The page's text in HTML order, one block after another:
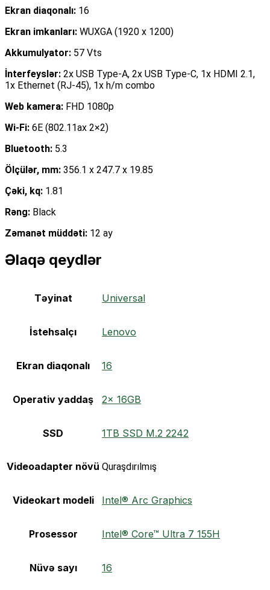
Ekran diaqonalı: 16
Ekran imkanları: WUXGA (1920 x 1200)
Akkumulyator: 57 Vts
İnterfeyslər: 2x USB Type-A, 2x USB Type-C, 1x HDMI 2.1,
1x Ethernet (RJ-45), 1x h/m combo
Web kamera: FHD 1080p
Wi-Fi: 6E (802.11ax 2×2)
Bluetooth: 5.3
Ölçülər, mm: 356.1 x 247.7 x 19.85
Çəki, kq: 1.81
Rəng: Black
Zəmanət müddəti: 12 ay
Əlaqə qeydlər
Təyinat Universal
İstehsalçı Lenovo
Ekran diaqonalı 16
Operativ yaddaş 2x 16GB
SSD 1TB SSD M.2 2242
Videoadapter növü Quraşdırılmış
Videokart modeli Intel® Arc Graphics
Prosessor Intel® Core™ Ultra 7 155H
Nüvə sayı 16